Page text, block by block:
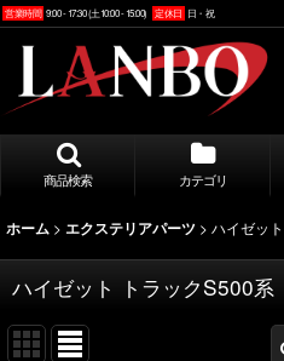
営業時間 9:00 - 17:30 (土10:00 - 15:00) 定休日 日・祝
商品検索 カテゴリ
ホーム > エクステリアパーツ > ハイゼッ
ハイゼット トラックS500系